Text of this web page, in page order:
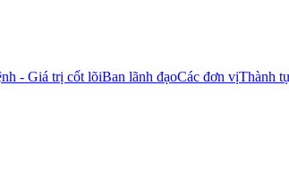
- Giá trị cốt lõiBan lãnh đạoCác đơn vịThành